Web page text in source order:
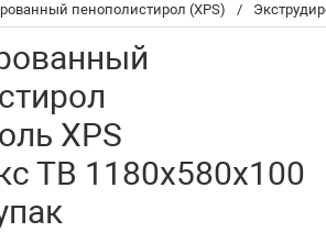
пенополистирол (XPS) /
XPS
ТВ 1180х580х100